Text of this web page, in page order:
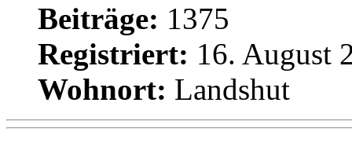
Beiträge: 1375
Registriert: 16. August
Wohnort: Landshut